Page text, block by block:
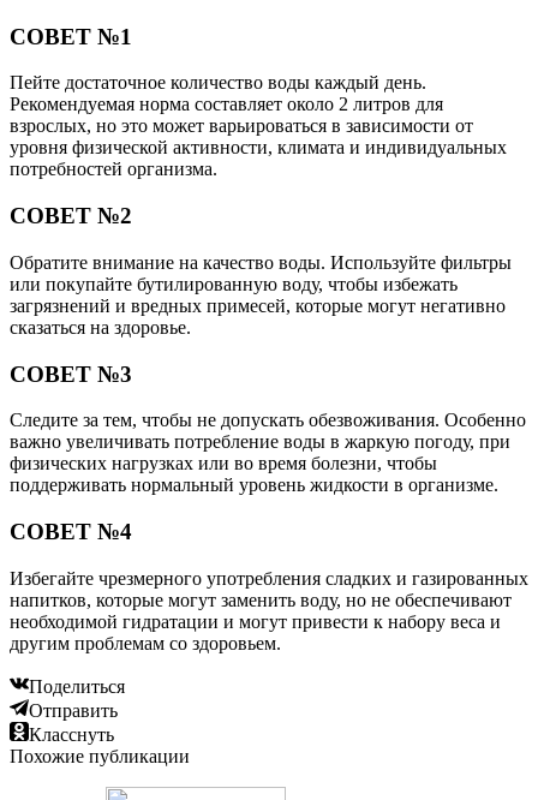
СОВЕТ №1
Пейте достаточное количество воды каждый день.
Рекомендуемая норма составляет около 2 литров для
взрослых, но это может варьироваться в зависимости от
уровня физической активности, климата и индивидуальных
потребностей организма.
СОВЕТ №2
Обратите внимание на качество воды. Используйте фильтры
или покупайте бутилированную воду, чтобы избежать
загрязнений и вредных примесей, которые могут негативно
сказаться на здоровье.
СОВЕТ №3
Следите за тем, чтобы не допускать обезвоживания. Особенно
важно увеличивать потребление воды в жаркую погоду, при
физических нагрузках или во время болезни, чтобы
поддерживать нормальный уровень жидкости в организме.
СОВЕТ №4
Избегайте чрезмерного употребления сладких и газированных
напитков, которые могут заменить воду, но не обеспечивают
необходимой гидратации и могут привести к набору веса и
другим проблемам со здоровьем.
Поделиться
Отправить
Класснуть
Похожие публикации